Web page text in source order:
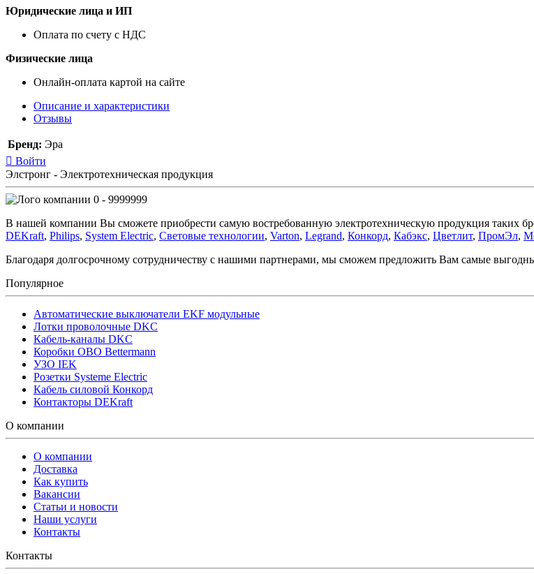
Юридические лица и ИП
Оплата по счету с НДС
Физические лица
Онлайн-оплата картой на сайте
Описание и характеристики
Отзывы
Бренд: Эра
Войти
Элстронг - Электротехническая продукция
0 - 9999999
В нашей компании Вы сможете приобрести самую востребованную электротехническую продукция таких
DEKraft, Philips, System Electric, Световые технологии, Varton, Legrand, Конкорд, Кабэкс, Цветлит, ПромЭл,
Благодаря долгосрочному сотрудничеству с нашими партнерами, мы сможем предложить Вам самые
Популярное
Автоматические выключатели EKF модульные
Лотки проволочные DKC
Кабель-каналы DKC
Коробки OBO Bettermann
УЗО IEK
Розетки Systeme Electric
Кабель силовой Конкорд
Контакторы DEKraft
О компании
О компании
Доставка
Как купить
Вакансии
Статьи и новости
Наши услуги
Контакты
Контакты